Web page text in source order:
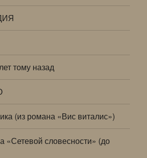
тому назад
(из романа «Вис виталис»)
«Сетевой словесности» (до